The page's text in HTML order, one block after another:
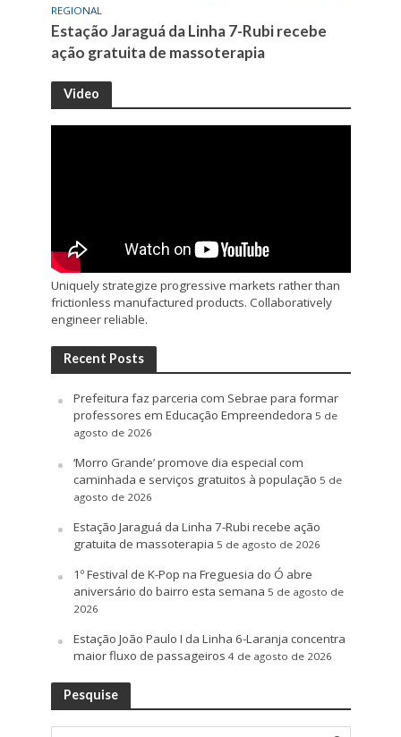
REGIONAL
Estação Jaraguá da Linha 7-Rubi recebe
ação gratuita de massoterapia
Video
Uniquely strategize progressive markets rather than
frictionless manufactured products. Collaboratively
engineer reliable.
Recent Posts
Prefeitura faz parceria com Sebrae para formar
professores em Educação Empreendedora 5 de
agosto de 2026
‘Morro Grande’ promove dia especial com
caminhada e serviços gratuitos à população 5 de
agosto de 2026
Estação Jaraguá da Linha 7-Rubi recebe ação
gratuita de massoterapia 5 de agosto de 2026
1º Festival de K-Pop na Freguesia do Ó abre
aniversário do bairro esta semana 5 de agosto de
2026
Estação João Paulo I da Linha 6-Laranja concentra
maior fluxo de passageiros 4 de agosto de 2026
Pesquise